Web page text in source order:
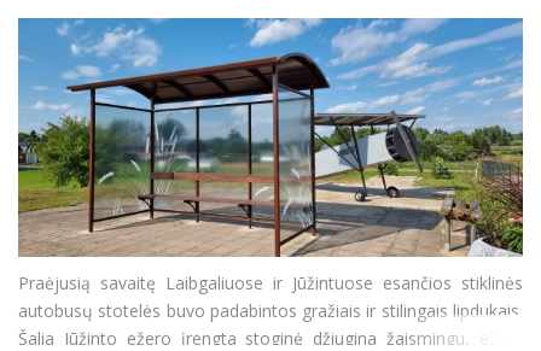
Praėjusią savaitę Laibgaliuose ir Jūžintuose esančios stiklinės
autobusų stotelės buvo padabintos gražiais ir stilingais lipdukais.
Šalia Jūžinto ežero įrengta stoginė džiugina žaismingu, ežerą